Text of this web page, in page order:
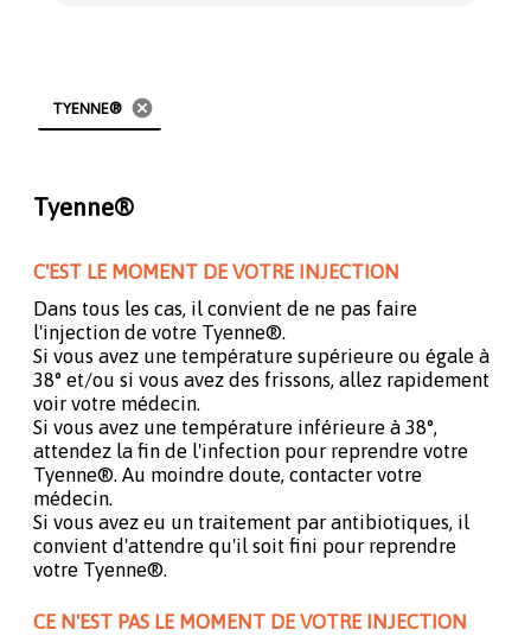
TYENNE® cancel
Tyenne®
C'EST LE MOMENT DE VOTRE INJECTION
Dans tous les cas, il convient de ne pas faire
l'injection de votre Tyenne®.
Si vous avez une température supérieure ou égale à
38° et/ou si vous avez des frissons, allez rapidement
voir votre médecin.
Si vous avez une température inférieure à 38°,
attendez la fin de l'infection pour reprendre votre
Tyenne®. Au moindre doute, contacter votre
médecin.
Si vous avez eu un traitement par antibiotiques, il
convient d'attendre qu'il soit fini pour reprendre
votre Tyenne®.
CE N'EST PAS LE MOMENT DE VOTRE INJECTION